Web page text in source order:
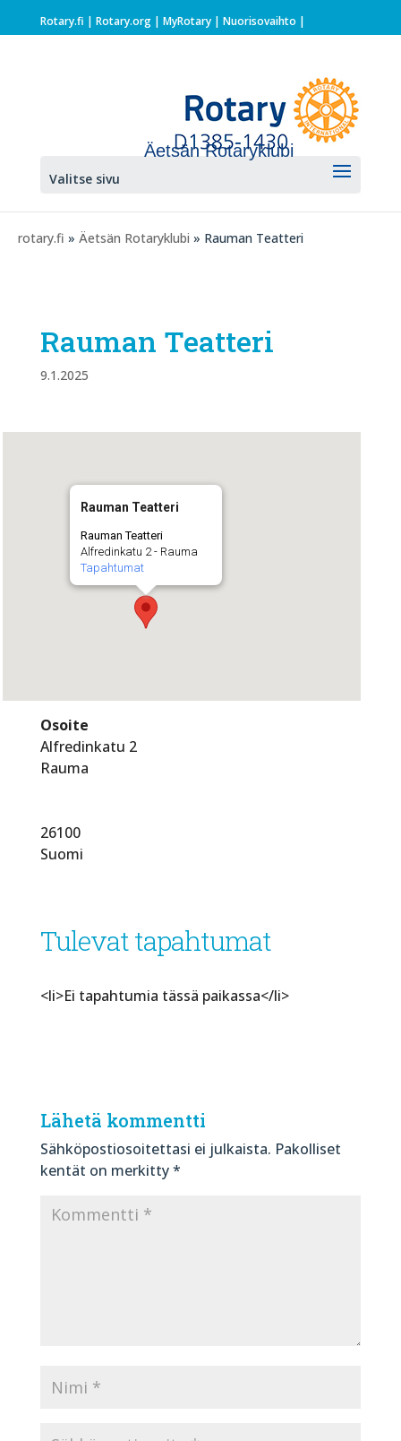
Rotary.fi | Rotary.org| MyRotary | Nuorisovaihto |
Äetsän Rotaryklubi
Valitse sivu
rotary.fi » Äetsän Rotaryklubi » Rauman Teatteri
Rauman Teatteri
9.1.2025
Rauman Teatteri
Rauman Teatteri
Alfredinkatu 2 - Rauma
Tapahtumat
Osoite
Alfredinkatu 2
Rauma
26100
Suomi
Tulevat tapahtumat
<li>Ei tapahtumia tässä paikassa</li>
Lähetä kommentti
Sähköpostiosoitettasi ei julkaista. Pakolliset
kentät on merkitty*